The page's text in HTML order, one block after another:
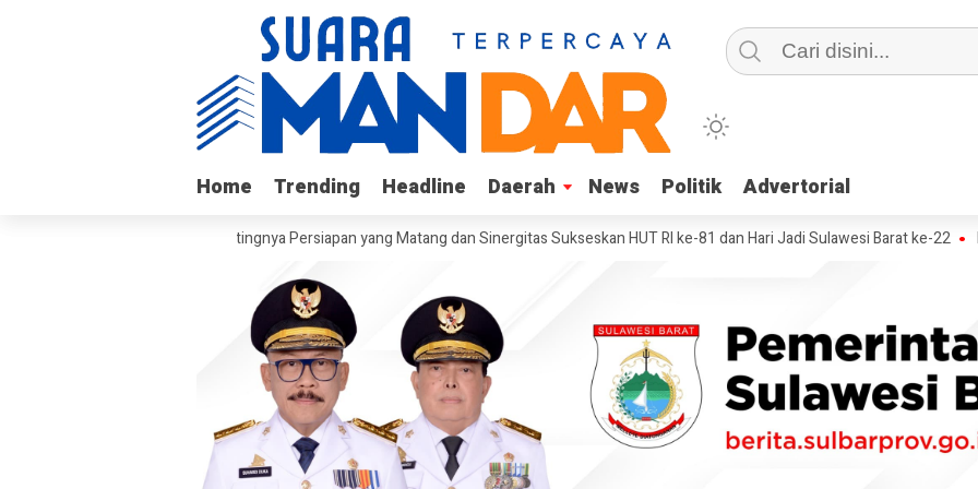
Home Trending Headline Daerah News Politik Advertorial
Home Trending Headline Daerah News Politik Advertorial
ESDM Bujaeramy : Pentingnya Persiapan yang Matang dan Sinergitas Sukseskan HUT RI ke-81 dan Hari Jadi Sulawesi Barat ke-22 Mandar